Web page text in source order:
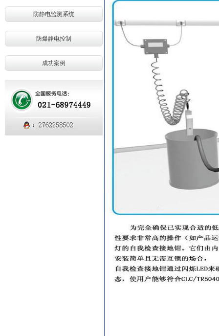
防静电监测系统
防爆静电控制
成功案例